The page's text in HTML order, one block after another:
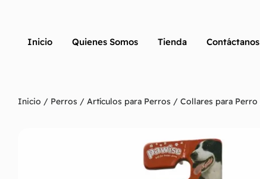
Inicio Quienes Somos Tienda Contáctanos
Inicio / Perros / Artículos para Perros / Collares para Perro